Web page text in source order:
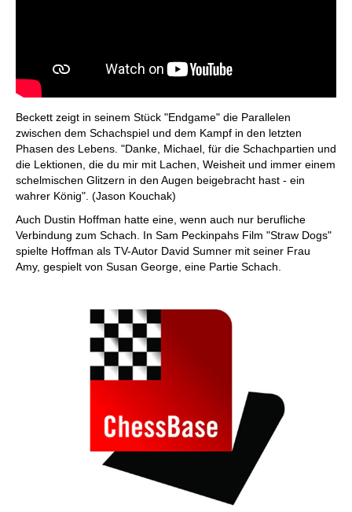
Beckett zeigt in seinem Stück "Endgame" die Parallelen
zwischen dem Schachspiel und dem Kampf in den letzten
Phasen des Lebens. "Danke, Michael, für die Schachpartien und
die Lektionen, die du mir mit Lachen, Weisheit und immer einem
schelmischen Glitzern in den Augen beigebracht hast - ein
wahrer König". (Jason Kouchak)
Auch Dustin Hoffman hatte eine, wenn auch nur berufliche
Verbindung zum Schach. In Sam Peckinpahs Film "Straw Dogs"
spielte Hoffman als TV-Autor David Sumner mit seiner Frau
Amy, gespielt von Susan George, eine Partie Schach.